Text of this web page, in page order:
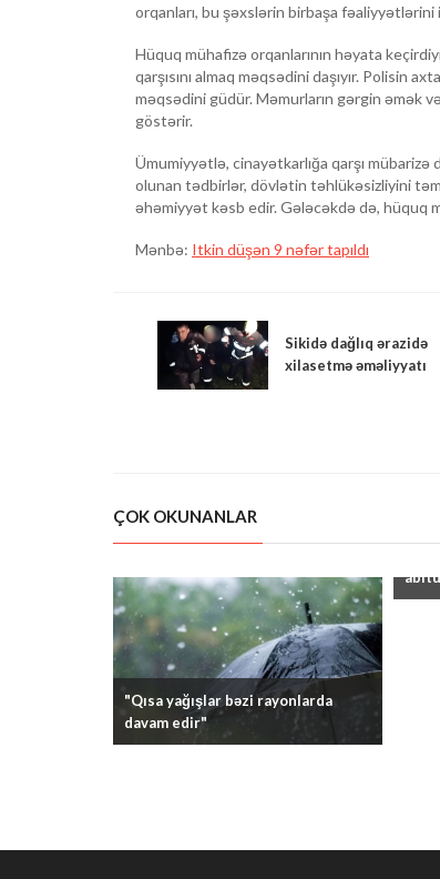
orqanları, bu şəxslərin birbaşa fəaliyyətlərini
Hüquq mühafizə orqanlarının həyata
qarşısını almaq məqsədini daşıyır. Polisin
məqsədini güdür. Məmurların gərgin əmək
göstərir.
Ümumiyyətlə, cinayətkarlığa qarşı
olunan tədbirlər, dövlətin təhlükəsizliyini
əhəmiyyət kəsb edir. Gələcəkdə də, hüquq
Mənbə: Itkin düşən 9 nəfər tapıldı
Sikidə dağlıq ərazidə
xilasetmə əməliyyatı
ÇOK OKUNANLAR
"Qısa yağışlar bəzi rayonlarda
davam edir"